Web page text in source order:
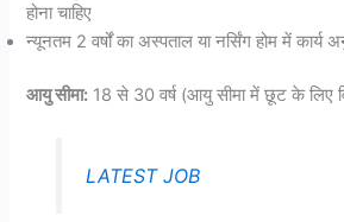
होना चाहिए
न्यूनतम 2 वर्षों का अस्पताल या नर्सिंग होम में
आयु सीमा: 18 से 30 वर्ष (आयु सीमा में छूट के लिए
LATEST JOB